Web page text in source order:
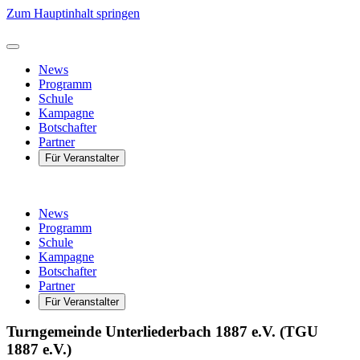
Zum Hauptinhalt springen
News
Programm
Schule
Kampagne
Botschafter
Partner
Für Veranstalter
News
Programm
Schule
Kampagne
Botschafter
Partner
Für Veranstalter
Turngemeinde Unterliederbach 1887 e.V. (TGU
1887 e.V.)